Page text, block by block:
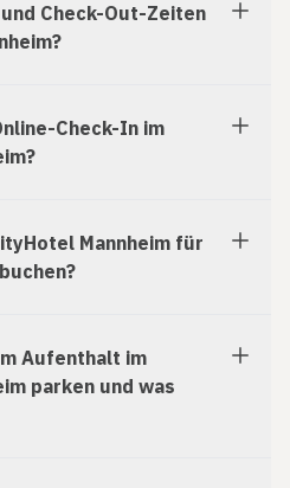
Check-Out-Zeiten
Check-In im
Mannheim für
Aufenthalt im
parken und was